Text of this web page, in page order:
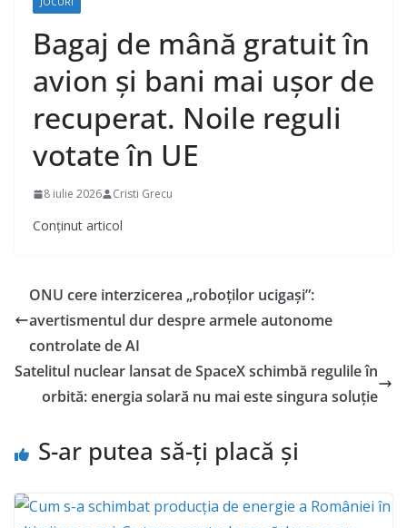
Bagaj de mână gratuit în
avion și bani mai ușor de
recuperat. Noile reguli
votate în UE
8 iulie 2026 Cristi Grecu
Conținut articol
ONU cere interzicerea „roboților ucigași”:
avertismentul dur despre armele autonome
controlate de AI
Satelitul nuclear lansat de SpaceX schimbă regulile în
orbită: energia solară nu mai este singura soluție
S-ar putea să-ți placă și